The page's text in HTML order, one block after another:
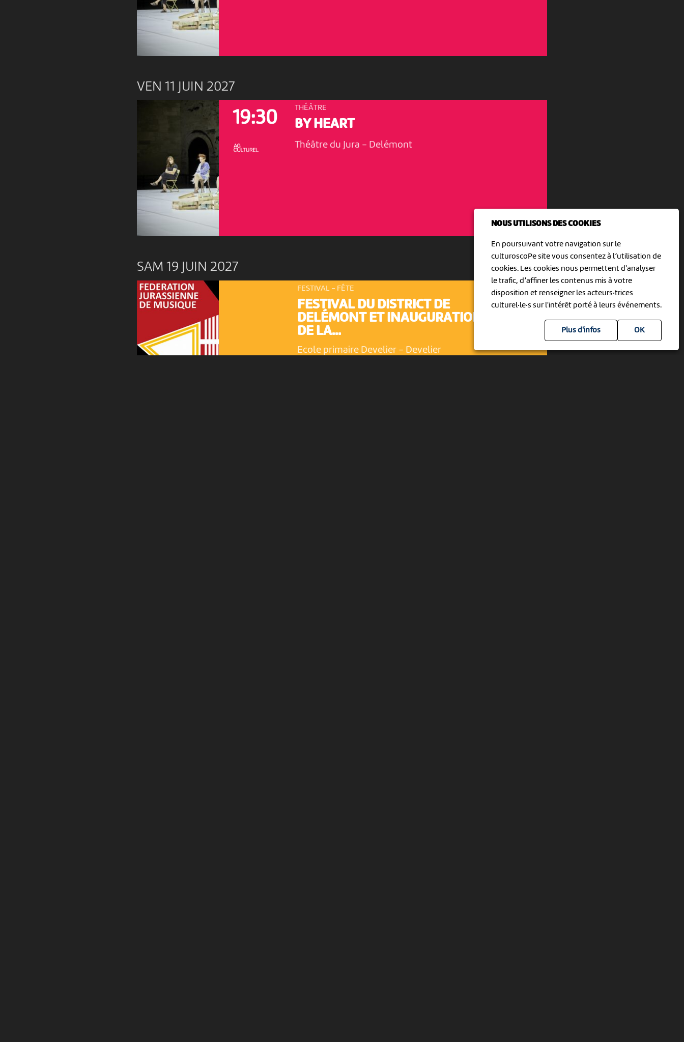
NOUS UTILISONS DES COOKIES
En poursuivant votre navigation sur le
culturoscoPe site vous consentez à l’utilisation de
cookies. Les cookies nous permettent d'analyser
le trafic, d’affiner les contenus mis à votre
disposition et renseigner les acteurs·trices
culturel·le·s sur l'intérêt porté à leurs événements.
Plus d'infos
VEN 11 JUIN 2027
19:30 THÉÂTRE
BY HEART
Théâtre du Jura - Delémont
SAM 19 JUIN 2027
FESTIVAL - FÊTE
FESTIVAL DU DISTRICT DE
DELÉMONT ET INAUGURATION
DE LA...
Ecole primaire Develier - Develier